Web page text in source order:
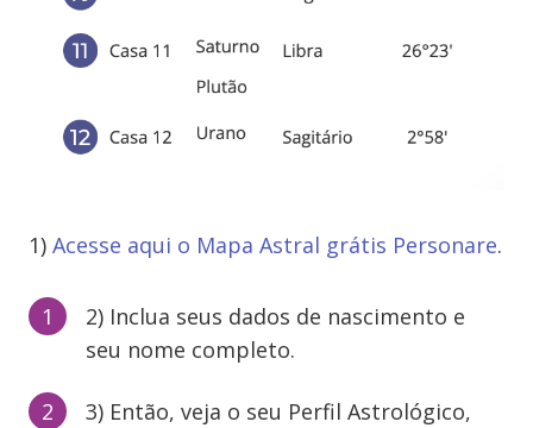
1) Acesse aqui o Mapa Astral grátis Personare.
2) Inclua seus dados de nascimento e
seu nome completo.
3) Então, veja o seu Perfil Astrológico,